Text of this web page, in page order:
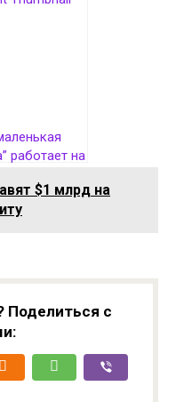
работает на
$1 млрд на
Поделиться с